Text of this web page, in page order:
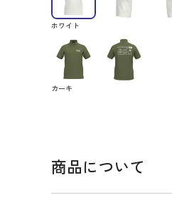
ホワイト
カーキ
商品について